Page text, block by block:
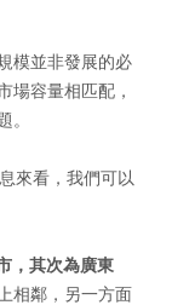
模並非發展的必
場容量相匹配，
。
來看，我們可以
，其次為廣東
相鄰，另一方面